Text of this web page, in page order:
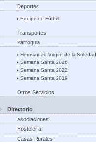
Deportes
Equipo de Fútbol
Transportes
Parroquia
Hermandad Virgen de la Soledad
Semana Santa 2026
Semana Santa 2022
Semana Santa 2019
Otros Servicios
Directorio
Asociaciones
Hostelería
Casas Rurales